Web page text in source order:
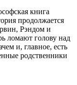
книга
продолжается
Рэндом и
ломают голову над
и, главное, есть
родственники